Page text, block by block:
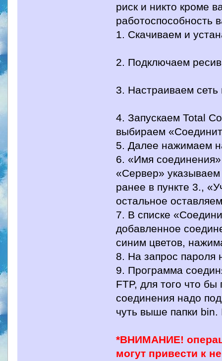
риск и никто кроме
работоспособность
1. Скачиваем и
2. Подключаем
3. Настраиваем сеть
4. Запускаем Total
выбираем
5. Далее нажимаем
6. «Имя
«Сервер»
ранее в пункте 3.,
остальное
7. В списке
добавленное
синим цветов,
8. На запрос пароля
9. Программа
FTP, для того что бы
соединения надо
чуть выше папки bin.
*ВНИМАНИЕ!
могут привести к